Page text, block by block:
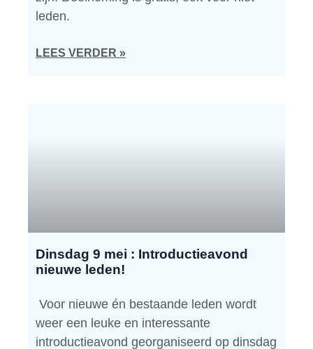
leden.
LEES VERDER »
Dinsdag 9 mei : Introductieavond
nieuwe leden!
Voor nieuwe én bestaande leden wordt
weer een leuke en interessante
introductieavond georganiseerd op dinsdag